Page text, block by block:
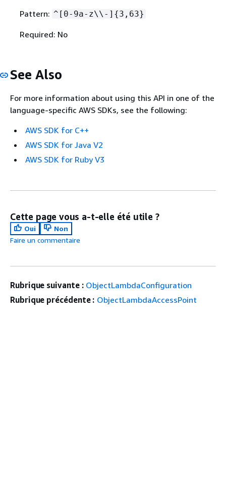
Pattern: ^[0-9a-z\\-] {3,63}
Required: No
See Also
For more information about using this API in one of the
language-specific AWS SDKs, see the following:
AWS SDK for C++
AWS SDK for Java V2
AWS SDK for Ruby V3
Cette page vous a-t-elle été utile ?
Oui
Non
Faire un commentaire
Rubrique suivante : ObjectLambdaConfiguration
Rubrique précédente : ObjectLambdaAccessPoint